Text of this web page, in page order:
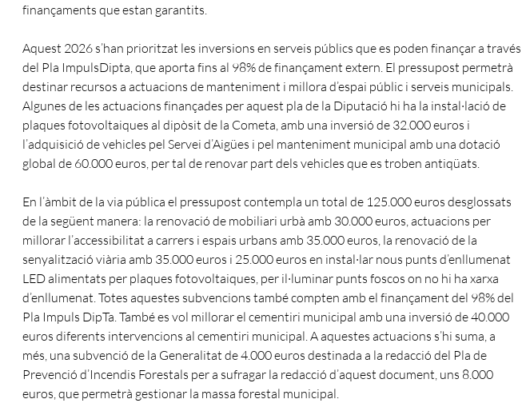
finançaments que estan garantits.
Aquest 2026 s’han prioritzat les inversions en serveis públics que es poden finançar a través
del Pla ImpulsDipta, que aporta fins al 98% de finançament extern. El pressupost permetrà
destinar recursos a actuacions de manteniment i millora d’espai públic i serveis municipals.
Algunes de les actuacions finançades per aquest pla de la Diputació hi ha la instal·lació de
plaques fotovoltaiques al dipòsit de la Cometa, amb una inversió de 32.000 euros i
l’adquisició de vehicles pel Servei d’Aigües i pel manteniment municipal amb una dotació
global de 60.000 euros, per tal de renovar part dels vehicles que es troben antiqüats.
En l’àmbit de la via pública el pressupost contempla un total de 125.000 euros desglossats
de la següent manera: la renovació de mobiliari urbà amb 30.000 euros, actuacions per
millorar l’accessibilitat a carrers i espais urbans amb 35.000 euros, la renovació de la
senyalització viària amb 35.000 euros i 25.000 euros en instal·lar nous punts d’enllumenat
LED alimentats per plaques fotovoltaiques, per il·luminar punts foscos on no hi ha xarxa
d’enllumenat. Totes aquestes subvencions també compten amb el finançament del 98% del
Pla Impuls DipTa. També es vol millorar el cementiri municipal amb una inversió de 40.000
euros diferents intervencions al cementiri municipal. A aquestes actuacions s’hi suma, a
més, una subvenció de la Generalitat de 4.000 euros destinada a la redacció del Pla de
Prevenció d’Incendis Forestals per a sufragar la redacció d’aquest document, uns 8.000
euros, que permetrà gestionar la massa forestal municipal.